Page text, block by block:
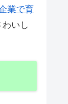
業で育
わいし